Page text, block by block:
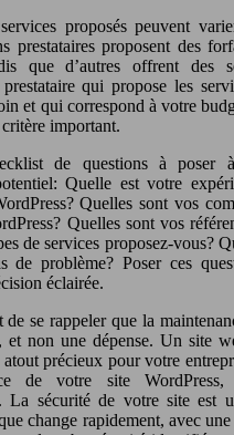
proposés peuvent
prestataires proposent des
que d’autres offrent des
qui propose les
et qui correspond à votre
important.
de questions à poser
Quelle est votre
Quelles sont vos
Quelles sont vos
de services proposez-vous?
de problème? Poser ces
éclairée.
se rappeler que la
et non une dépense. Un site
atout précieux pour votre
de votre site
La sécurité de votre site est
change rapidement, avec